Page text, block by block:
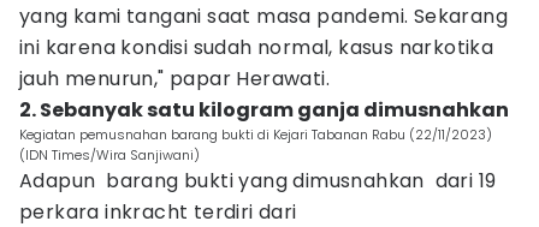
yang kami tangani saat masa pandemi. Sekarang
ini karena kondisi sudah normal, kasus narkotika
jauh menurun," papar Herawati.
2. Sebanyak satu kilogram ganja dimusnahkan
Kegiatan pemusnahan barang bukti di Kejari Tabanan Rabu (22/11/2023)
(IDN Times/Wira Sanjiwani)
Adapun barang bukti yang dimusnahkan dari 19
perkara inkracht terdiri dari